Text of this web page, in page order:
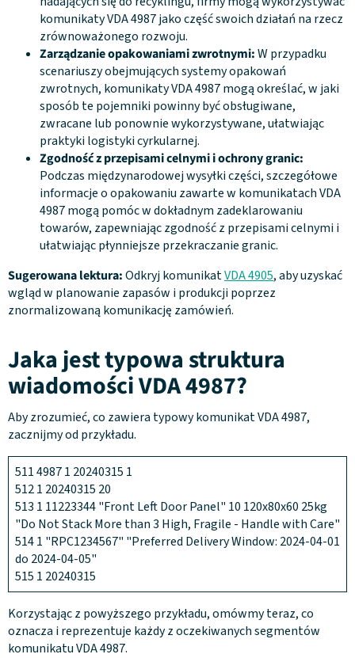
komunikaty VDA 4987 jako część swoich działań na rzecz
zrównoważonego rozwoju.
Zarządzanie opakowaniami zwrotnymi:W przypadku
scenariuszy obejmujących systemy opakowań
zwrotnych, komunikaty VDA 4987 mogą określać, w jaki
sposób te pojemniki powinny być obsługiwane,
zwracane lub ponownie wykorzystywane, ułatwiając
praktyki logistyki cyrkularnej.
Zgodność z przepisami celnymi i ochrony granic:
Podczas międzynarodowej wysyłki części, szczegółowe
informacje o opakowaniu zawarte w komunikatach VDA
4987 mogą pomóc w dokładnym zadeklarowaniu
towarów, zapewniając zgodność z przepisami celnymi i
ułatwiając płynniejsze przekraczanie granic.
Sugerowana lektura:Odkryj komunikatVDA 4905, aby uzyskać
wgląd w planowanie zapasów i produkcji poprzez
znormalizowaną komunikację zamówień.
Jaka jest typowa struktura
wiadomości VDA 4987?
Aby zrozumieć, co zawiera typowy komunikat VDA 4987,
zacznijmy od przykładu.
511 4987 1 20240315 1
512 1 20240315 20
513 1 11223344 "Front Left Door Panel" 10 120x80x60 25kg
"Do Not Stack More than 3 High, Fragile - Handle with Care"
514 1 "RPC1234567" "Preferred Delivery Window: 2024-04-01
do 2024-04-05"
515 1 20240315
Korzystając z powyższego przykładu, omówmy teraz, co
oznacza i reprezentuje każdy z oczekiwanych segmentów
komunikatu VDA 4987.